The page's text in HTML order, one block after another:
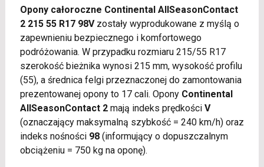
Opony całoroczne Continental AllSeasonContact
2 215 55 R17 98Vzostały wyprodukowane z myślą o
zapewnieniu bezpiecznego i komfortowego
podróżowania. W przypadku rozmiaru 215/55 R17
szerokość bieżnika wynosi 215 mm, wysokość profilu
(55), a średnica felgi przeznaczonej do zamontowania
prezentowanej opony to 17 cali. Opony Continental
AllSeasonContact 2mają indeks prędkości V
(oznaczający maksymalną szybkość = 240 km/h) oraz
indeks nośności 98(informujący o dopuszczalnym
obciążeniu = 750 kg na oponę).